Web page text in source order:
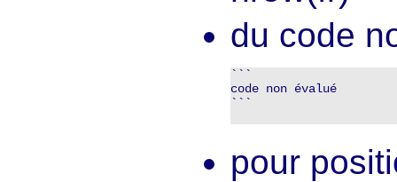
du code
```
code non évalué
```
pour